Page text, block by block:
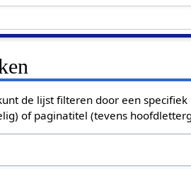
de lijst filteren door een
of paginatitel (tevens